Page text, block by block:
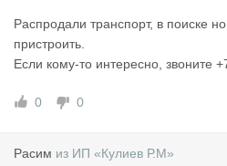
Распродали транспорт, в поиске
пристроить.
Если кому-то интересно, звоните
0 0
Расим из ИП «Кулиев Р.М»